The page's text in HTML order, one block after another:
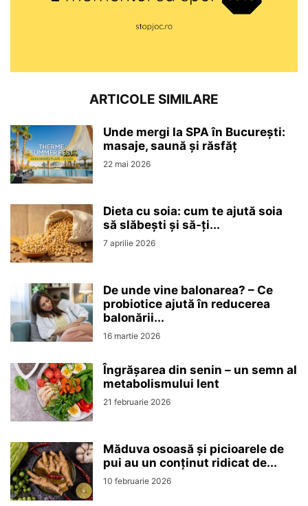
ARTICOLE SIMILARE
Unde mergi la SPA în București:
masaje, saună și răsfăț
22 mai 2026
Dieta cu soia: cum te ajută soia
să slăbești și să-ți...
7 aprilie 2026
De unde vine balonarea? – Ce
probiotice ajută în reducerea
balonării...
16 martie 2026
Îngrășarea din senin – un semn al
metabolismului lent
21 februarie 2026
Măduva osoasă și picioarele de
pui au un conținut ridicat de...
10 februarie 2026